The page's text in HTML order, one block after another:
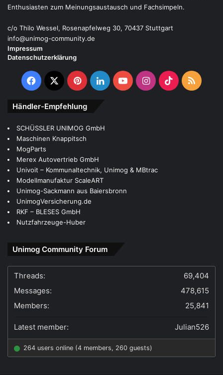
Enthusiasten zum Meinungsaustausch und Fachsimpeln.
c/o Thilo Wessel, Rosenapfelweg 30, 70437 Stuttgart
info@unimog-community.de
Impressum
Datenschutzerklärung
Facebook
X PinterestLinkedInYouTubeInstagram
TikTokRSS
Händler-Empfehlung
SCHÜSSLER UNIMOG GmbH
Maschinen Knappitsch
MogParts
Merex Autovertrieb GmbH
Univoit – Kommunaltechnik, Unimog & MBtrac
Modellmanufaktur ScaleART
Unimog-Sackmann aus Baiersbronn
UnimogVersicherung.de
RKF – BLESES GmbH
Nutzfahrzeuge-Huber
Unimog Community Forum
Threads:
69,404
Messages:
478,615
Members:
25,841
Latest member: Julian526
264 users online (4 members, 260 guests)